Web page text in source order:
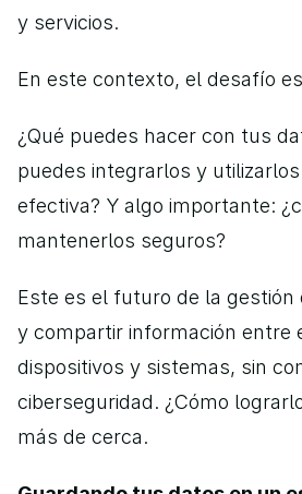
y servicios.
En este contexto, el desafío
¿Qué puedes hacer con tus
puedes integrarlos y
efectiva? Y algo importante:
mantenerlos seguros?
Este es el futuro de la gestión
y compartir información entre
dispositivos y sistemas, sin
ciberseguridad. ¿Cómo
más de cerca.